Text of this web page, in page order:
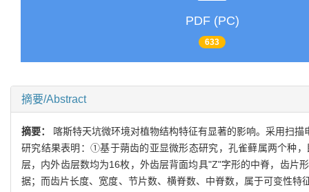
PDF (PC)
633
摘要/Abstract
摘要： 喀斯特天坑微环境对植物结构特征有显著的影响。采用扫
研究结果表明：①基于蒴齿的亚显微形态研究，孔雀藓属两个种
层，内外齿层数均为16枚，外齿层背面均具"Z"字形的中脊，齿片
据；而齿片长度、宽度、节片数、横脊数、中脊数，属于可变性